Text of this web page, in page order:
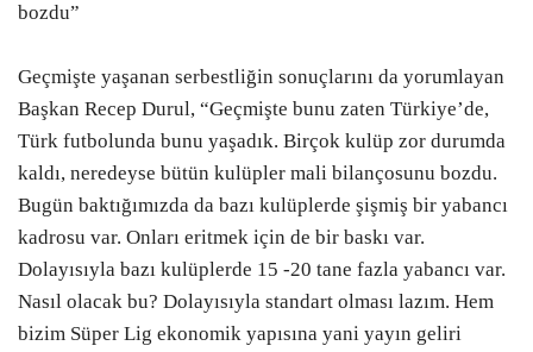
bozdu”
Geçmişte yaşanan serbestliğin sonuçlarını da yorumlayan
Başkan Recep Durul, “Geçmişte bunu zaten Türkiye’de,
Türk futbolunda bunu yaşadık. Birçok kulüp zor durumda
kaldı, neredeyse bütün kulüpler mali bilançosunu bozdu.
Bugün baktığımızda da bazı kulüplerde şişmiş bir yabancı
kadrosu var. Onları eritmek için de bir baskı var.
Dolayısıyla bazı kulüplerde 15 -20 tane fazla yabancı var.
Nasıl olacak bu? Dolayısıyla standart olması lazım. Hem
bizim Süper Lig ekonomik yapısına yani yayın geliri